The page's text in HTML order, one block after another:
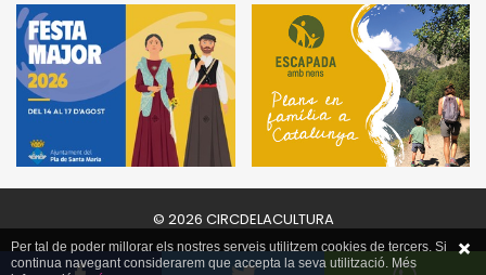
© 2026 CIRCDELACULTURA
Per tal de poder millorar els nostres serveis utilitzem cookies de tercers. Si
continua navegant considerarem que accepta la seva utilització. Més